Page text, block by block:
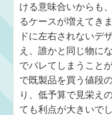
ける意味合いからも
るケースが増えてき
ドに左右されないデ
え、誰かと同じ物に
でバレてしまうこと
で既製品を買う値段
り、低予算で見栄え
ても利点が大きいで